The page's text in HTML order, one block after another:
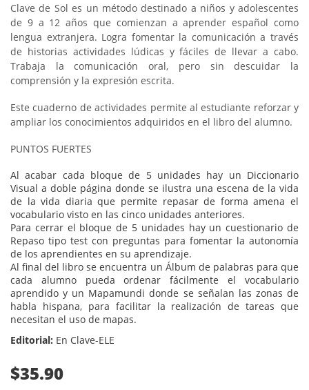
Clave de Sol es un método destinado a niños y adolescentes
de 9 a 12 años que comienzan a aprender español como
lengua extranjera. Logra fomentar la comunicación a través
de historias actividades lúdicas y fáciles de llevar a cabo.
Trabaja la comunicación oral, pero sin descuidar la
comprensión y la expresión escrita.
Este cuaderno de actividades permite al estudiante reforzar y
ampliar los conocimientos adquiridos en el libro del alumno.
PUNTOS FUERTES
Al acabar cada bloque de 5 unidades hay un Diccionario
Visual a doble página donde se ilustra una escena de la vida
de la vida diaria que permite repasar de forma amena el
vocabulario visto en las cinco unidades anteriores.
Para cerrar el bloque de 5 unidades hay un cuestionario de
Repaso tipo test con preguntas para fomentar la autonomía
de los aprendientes en su aprendizaje.
Al final del libro se encuentra un Álbum de palabras para que
cada alumno pueda ordenar fácilmente el vocabulario
aprendido y un Mapamundi donde se señalan las zonas de
habla hispana, para facilitar la realización de tareas que
necesitan el uso de mapas.
Editorial: En Clave-ELE
$35.90